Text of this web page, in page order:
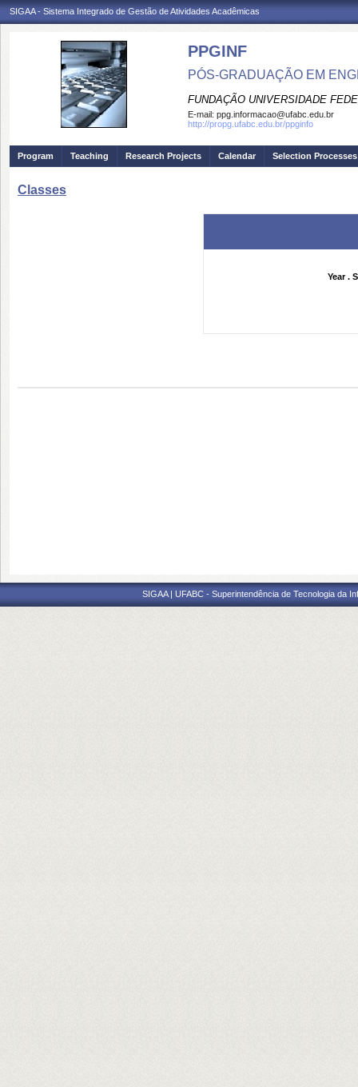
SIGAA - Sistema Integrado de Gestão de Atividades Acadêmicas
PPGINF
PÓS-GRADUAÇÃO EM
FUNDAÇÃO UNIVERSIDADE
E-mail: ppg.informacao@ufabc.edu.br
http://propg.ufabc.edu.br/ppginfo
Program Teaching Research Projects Calendar Selection Processes
Classes
Year .
SIGAA | UFABC - Superintendência de Tecnologia da